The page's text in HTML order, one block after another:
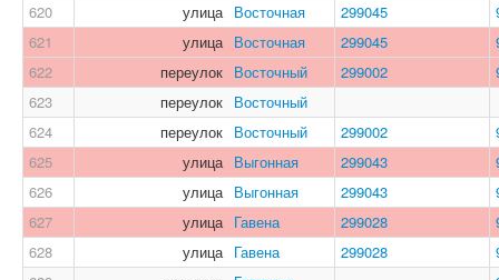
620
улица Восточная 299045
621
улица Восточная 299045
622
переулок Восточный 299002
623
переулок Восточный
624
переулок Восточный 299002
625
улица Выгонная 299043
626
улица Выгонная 299043
627
улица Гавена 299028
628
улица Гавена 299028